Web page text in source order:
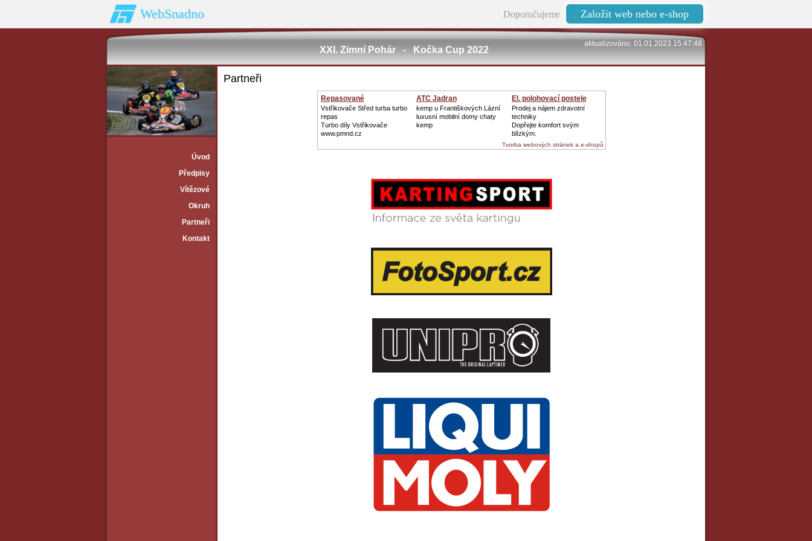
WebSnadno Doporučujeme Založit web nebo e-shop
aktualizováno: 01.01.2023 15:47:48
XXI. Zimní Pohár - Kočka Cup 2022
Úvod
Předpisy
Vítězové
Okruh
Partneři
Kontakt
Partneři
Repasované
Turbodmychadlo
Vstřikovače Střed turba turbo
repas
Turbo díly Vstřikovače
www.pmnd.cz
ATC Jadran
kemp u Františkových Lázní
luxusní mobilní domy chaty
kemp
El. polohovací postele
Prodej a nájem zdravotní
techniky
Dopřejte komfort svým
blízkým.
Tvorba webových stránek a e-shopů